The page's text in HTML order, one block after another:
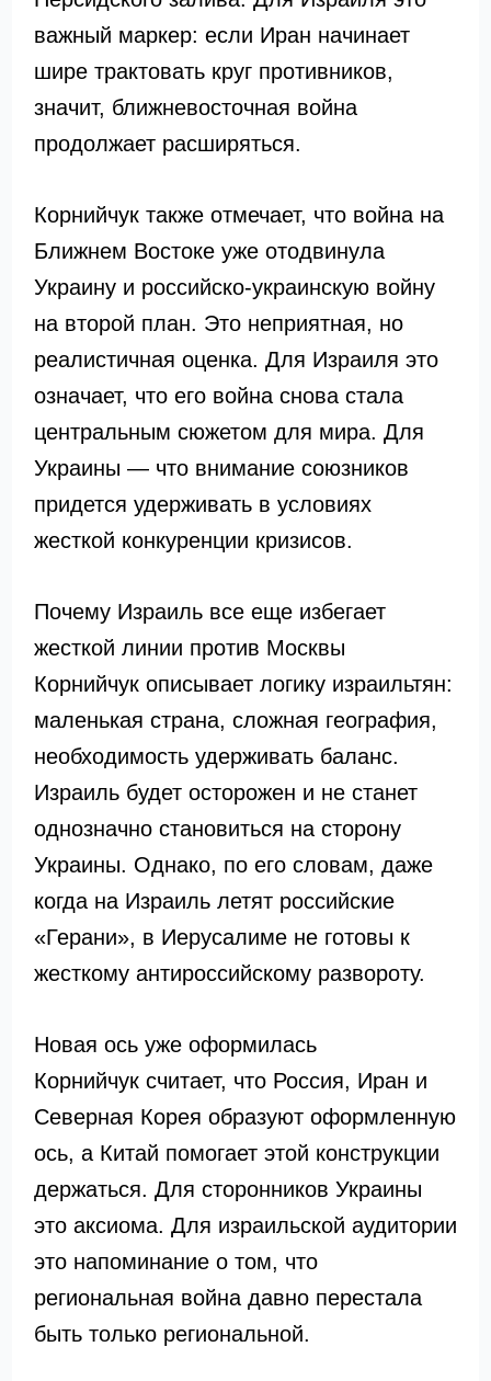
важный маркер: если Иран начинает
шире трактовать круг противников,
значит, ближневосточная война
продолжает расширяться.
Корнийчук также отмечает, что война на
Ближнем Востоке уже отодвинула
Украину и российско-украинскую войну
на второй план. Это неприятная, но
реалистичная оценка. Для Израиля это
означает, что его война снова стала
центральным сюжетом для мира. Для
Украины — что внимание союзников
придется удерживать в условиях
жесткой конкуренции кризисов.
Почему Израиль все еще избегает
жесткой линии против Москвы
Корнийчук описывает логику израильтян:
маленькая страна, сложная география,
необходимость удерживать баланс.
Израиль будет осторожен и не станет
однозначно становиться на сторону
Украины. Однако, по его словам, даже
когда на Израиль летят российские
«Герани», в Иерусалиме не готовы к
жесткому антироссийскому развороту.
Новая ось уже оформилась
Корнийчук считает, что Россия, Иран и
Северная Корея образуют оформленную
ось, а Китай помогает этой конструкции
держаться. Для сторонников Украины
это аксиома. Для израильской аудитории
это напоминание о том, что
региональная война давно перестала
быть только региональной.